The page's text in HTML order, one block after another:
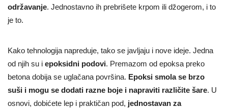
održavanje. Jednostavno ih prebrišete krpom ili džogerom, i to
je to.
Kako tehnologija napreduje, tako se javljaju i nove ideje. Jedna
od njih su i epoksidni podovi. Premazom od epoksa preko
betona dobija se uglačana površina. Epoksi smola se brzo
suši i mogu se dodati razne boje i napraviti različite šare. U
osnovi, dobićete lep i praktičan pod, jednostavan za